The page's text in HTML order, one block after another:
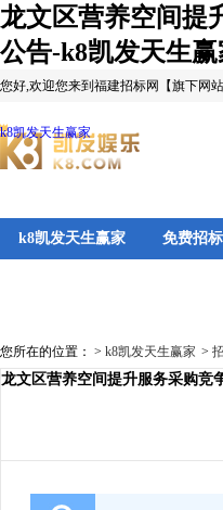
龙文区营养空间提
公告-k8凯发天生赢
您好,欢迎您来到福建招标网【旗下网站
k8凯发天生赢家
k8凯发天生赢家 免费招标
您所在的位置： > k8凯发天生赢家 >
龙文区营养空间提升服务采购竞